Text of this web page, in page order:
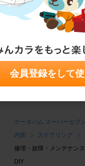
私もセブンのシートリペア
月21日
月11日
記事一覧
ケータハム スーパーセブ
内装 ステアリング
修理・故障・メンテナンス
DIY
会員登録をして使